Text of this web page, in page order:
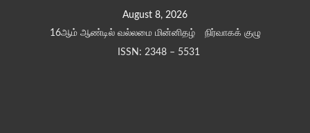
August 8, 2026
16ஆம் ஆண்டில் வல்லமை மின்னிதழ்
நிர்வாகக் குழு
ISSN: 2348 – 5531